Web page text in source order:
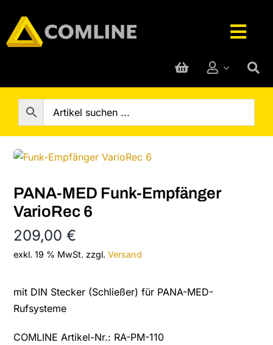
content
Technik-Service
Rufanlage
Hersteller
Support
PANA-MED Funk-Empfänger
VarioRec 6
209,00€
exkl. 19 % MwSt. zzgl.Versand
mit DIN Stecker (Schließer) für PANA-MED-
Rufsysteme
COMLINE Artikel-Nr.: RA-PM-110